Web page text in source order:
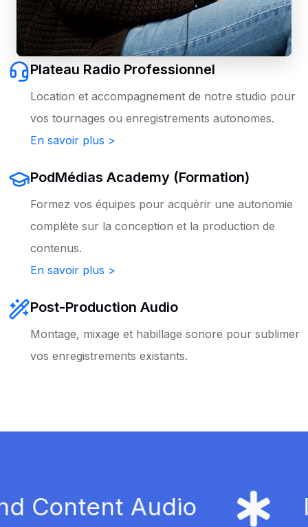
Plateau Radio Professionnel
Location et accompagnement de notre studio pour
vos tournages ou enregistrements autonomes.
En savoir plus >
PodMédias Academy (Formation)
Formez vos équipes pour acquérir une autonomie
complète sur la conception et la production de
contenus.
En savoir plus >
Post-Production Audio
Montage, mixage et habillage sonore pour sublimer
vos enregistrements existants.
Audio